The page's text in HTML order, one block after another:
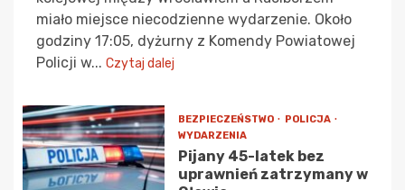
miało miejsce niecodzienne wydarzenie. Około
godziny 17:05, dyżurny z Komendy Powiatowej
Policji w... Czytaj dalej
BEZPIECZEŃSTWO
POLICJA
WYDARZENIA
Pijany 45-latek bez
uprawnień zatrzymany w